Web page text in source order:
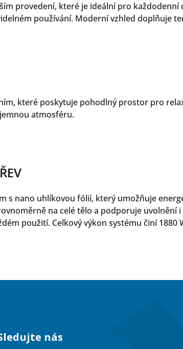
provedení, které je ideální pro
používání. Moderní vzhled doplňuje
které poskytuje pohodlný prostor pro
atmosféru.
s nano uhlíkovou fólií, který umožňuje
na celé tělo a podporuje
použití. Celkový výkon systému činí
nás